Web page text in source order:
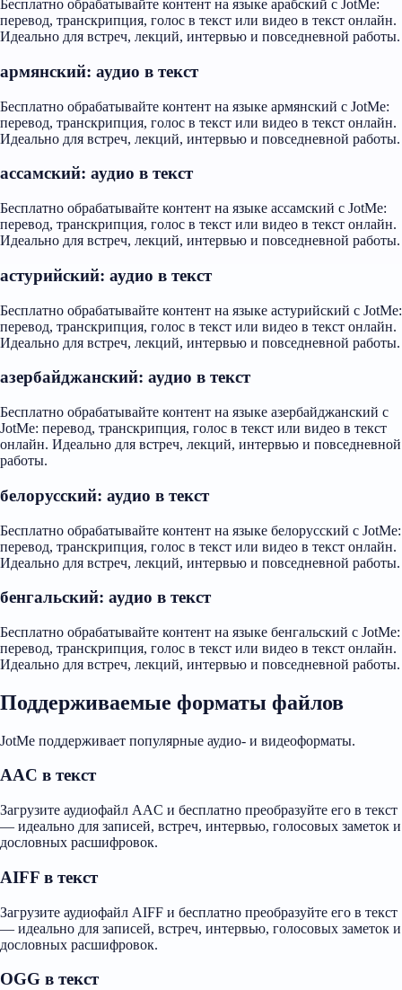
Бесплатно обрабатывайте контент на языке арабский с JotMe:
перевод, транскрипция, голос в текст или видео в текст онлайн.
Идеально для встреч, лекций, интервью и повседневной работы.
армянский: аудио в текст
Бесплатно обрабатывайте контент на языке армянский с JotMe:
перевод, транскрипция, голос в текст или видео в текст онлайн.
Идеально для встреч, лекций, интервью и повседневной работы.
ассамский: аудио в текст
Бесплатно обрабатывайте контент на языке ассамский с JotMe:
перевод, транскрипция, голос в текст или видео в текст онлайн.
Идеально для встреч, лекций, интервью и повседневной работы.
астурийский: аудио в текст
Бесплатно обрабатывайте контент на языке астурийский с JotMe:
перевод, транскрипция, голос в текст или видео в текст онлайн.
Идеально для встреч, лекций, интервью и повседневной работы.
азербайджанский: аудио в текст
Бесплатно обрабатывайте контент на языке азербайджанский с
JotMe: перевод, транскрипция, голос в текст или видео в текст
онлайн. Идеально для встреч, лекций, интервью и повседневной
работы.
белорусский: аудио в текст
Бесплатно обрабатывайте контент на языке белорусский с JotMe:
перевод, транскрипция, голос в текст или видео в текст онлайн.
Идеально для встреч, лекций, интервью и повседневной работы.
бенгальский: аудио в текст
Бесплатно обрабатывайте контент на языке бенгальский с JotMe:
перевод, транскрипция, голос в текст или видео в текст онлайн.
Идеально для встреч, лекций, интервью и повседневной работы.
Поддерживаемые форматы файлов
JotMe поддерживает популярные аудио- и видеоформаты.
AAC в текст
Загрузите аудиофайл AAC и бесплатно преобразуйте его в текст
— идеально для записей, встреч, интервью, голосовых заметок и
дословных расшифровок.
AIFF в текст
Загрузите аудиофайл AIFF и бесплатно преобразуйте его в текст
— идеально для записей, встреч, интервью, голосовых заметок и
дословных расшифровок.
OGG в текст